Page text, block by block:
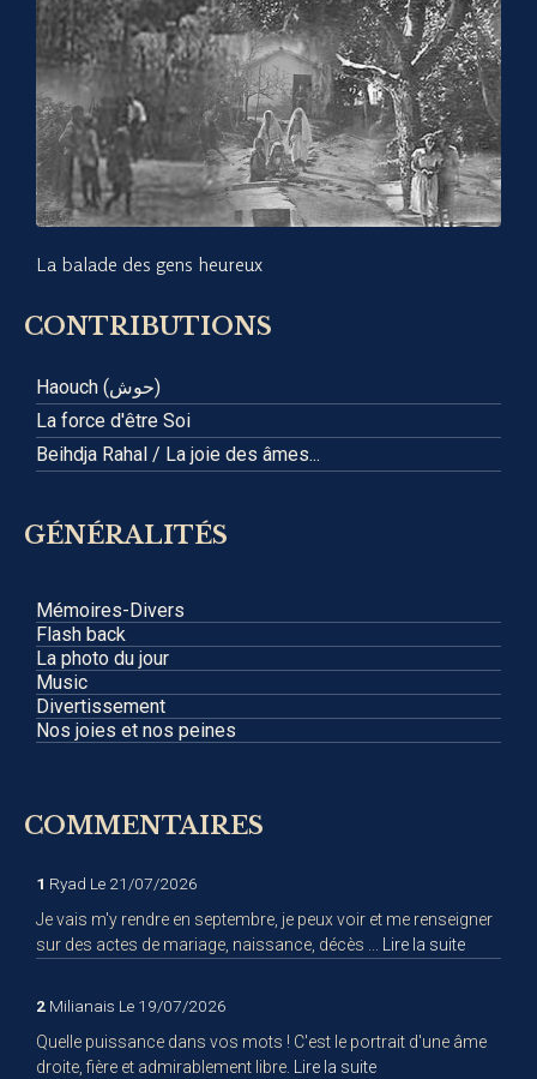
La balade des gens heureux
CONTRIBUTIONS
Haouch (حوش)
La force d'être Soi
Beihdja Rahal / La joie des âmes...
GÉNÉRALITÉS
Mémoires-Divers
Flash back
La photo du jour
Music
Divertissement
Nos joies et nos peines
COMMENTAIRES
1 Ryad Le 21/07/2026
Je vais m'y rendre en septembre, je peux voir et me renseigner
sur des actes de mariage, naissance, décès ... Lire la suite
2 Milianais Le 19/07/2026
Quelle puissance dans vos mots ! C'est le portrait d'une âme
droite, fière et admirablement libre. Lire la suite